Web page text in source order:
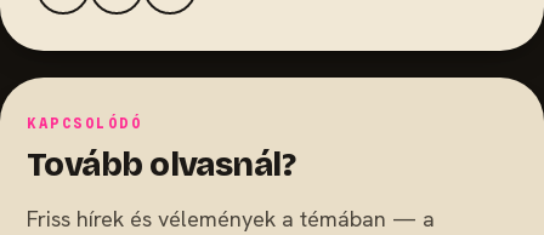
KAPCSOLÓDÓ
Tovább olvasnál?
Friss hírek és vélemények a témában — a